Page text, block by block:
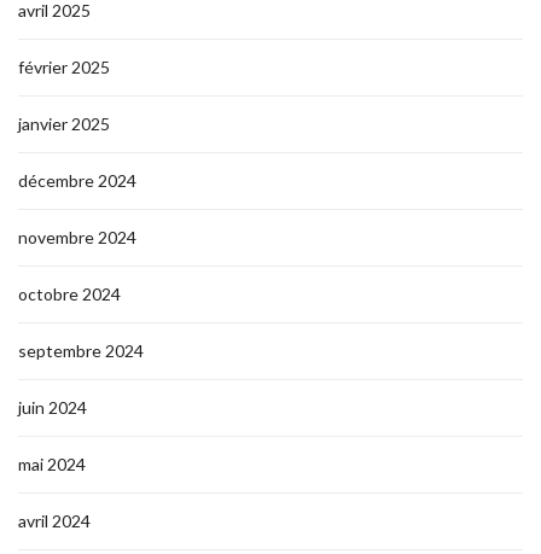
avril 2025
février 2025
janvier 2025
décembre 2024
novembre 2024
octobre 2024
septembre 2024
juin 2024
mai 2024
avril 2024